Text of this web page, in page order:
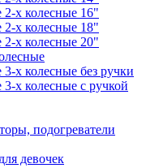
2-х колесные 16"
2-х колесные 18"
2-х колесные 20"
х колесные без ручки
х колесные с ручкой
подогреватели
девочек